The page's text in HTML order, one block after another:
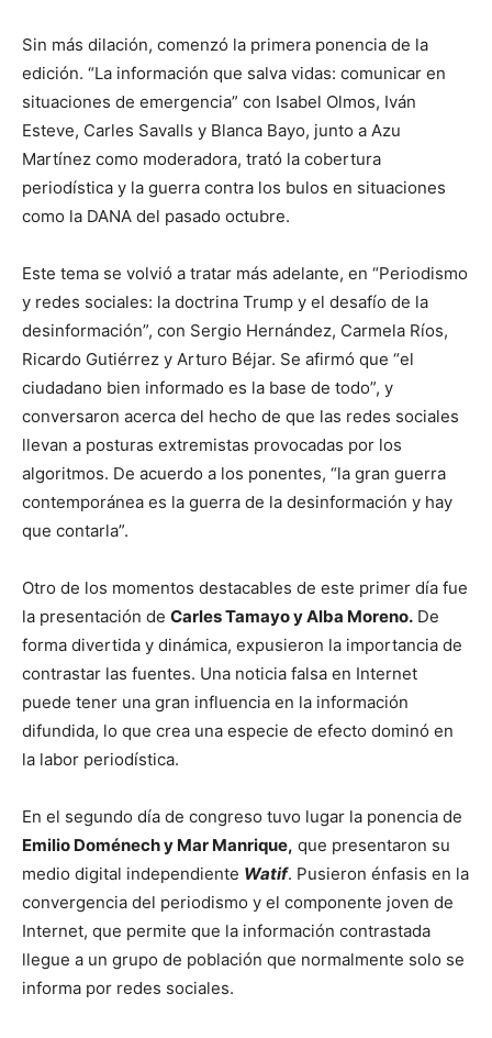
Sin más dilación, comenzó la primera ponencia de la
edición. “La información que salva vidas: comunicar en
situaciones de emergencia” con Isabel Olmos, Iván
Esteve, Carles Savalls y Blanca Bayo, junto a Azu
Martínez como moderadora, trató la cobertura
periodística y la guerra contra los bulos en situaciones
como la DANA del pasado octubre.
Este tema se volvió a tratar más adelante, en “Periodismo
y redes sociales: la doctrina Trump y el desafío de la
desinformación”, con Sergio Hernández, Carmela Ríos,
Ricardo Gutiérrez y Arturo Béjar. Se afirmó que “el
ciudadano bien informado es la base de todo”, y
conversaron acerca del hecho de que las redes sociales
llevan a posturas extremistas provocadas por los
algoritmos. De acuerdo a los ponentes, “la gran guerra
contemporánea es la guerra de la desinformación y hay
que contarla”.
Otro de los momentos destacables de este primer día fue
la presentación de Carles Tamayo y Alba Moreno. De
forma divertida y dinámica, expusieron la importancia de
contrastar las fuentes. Una noticia falsa en Internet
puede tener una gran influencia en la información
difundida, lo que crea una especie de efecto dominó en
la labor periodística.
En el segundo día de congreso tuvo lugar la ponencia de
Emilio Doménech y Mar Manrique, que presentaron su
medio digital independiente Watif. Pusieron énfasis en la
convergencia del periodismo y el componente joven de
Internet, que permite que la información contrastada
llegue a un grupo de población que normalmente solo se
informa por redes sociales.